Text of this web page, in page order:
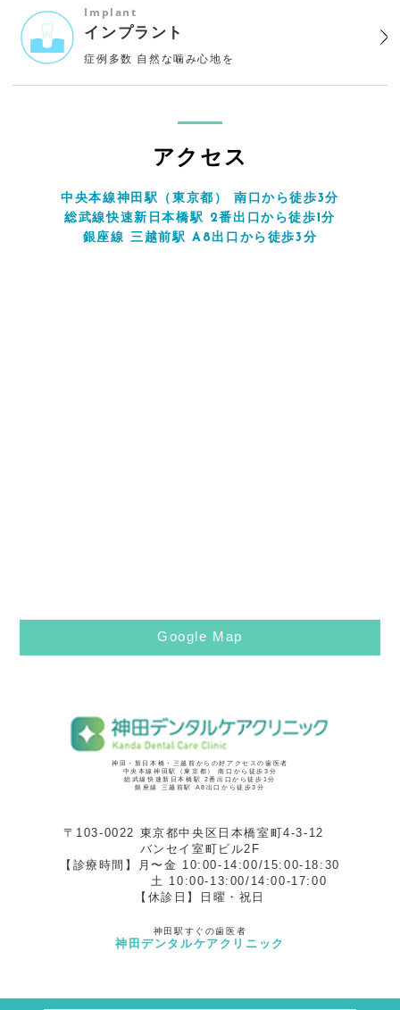
Implant
インプラント
症例多数 自然な噛み心地を
アクセス
中央本線神田駅（東京都） 南口から徒歩3分
総武線快速新日本橋駅 2番出口から徒歩1分
銀座線 三越前駅 A8出口から徒歩3分
Google Map
神田・新日本橋・三越前からの好アクセスの歯医者
中央本線神田駅（東京都） 南口から徒歩3分
総武線快速新日本橋駅 2番出口から徒歩1分
銀座線 三越前駅 A8出口から徒歩3分
〒103-0022 東京都中央区日本橋室町4-3-12
バンセイ室町ビル2F
【診療時間】月〜金 10:00-14:00/15:00-18:30
土 10:00-13:00/14:00-17:00
【休診日】日曜・祝日
神田駅すぐの歯医者
神田デンタルケアクリニック